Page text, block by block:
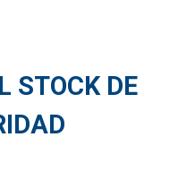
STOCK DE